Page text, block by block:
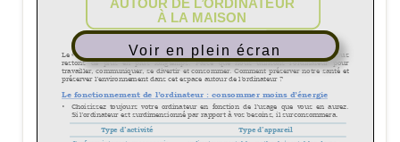
Voir en plein écran